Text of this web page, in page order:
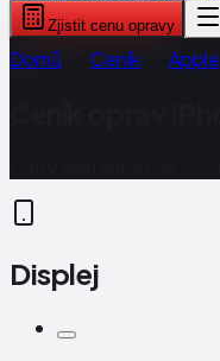
Zjistit cenu opravy
Domů Ceník Apple
Displej